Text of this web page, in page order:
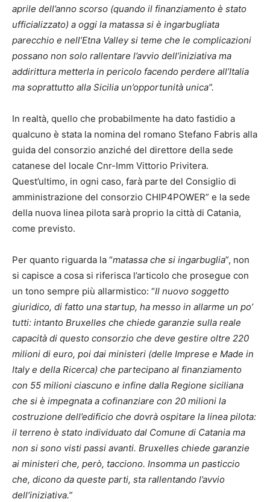
aprile dell’anno scorso (quando il finanziamento è stato
ufficializzato) a oggi la matassa si è ingarbugliata
parecchio e nell’Etna Valley si teme che le complicazioni
possano non solo rallentare l’avvio dell’iniziativa ma
addirittura metterla in pericolo facendo perdere all’Italia
ma soprattutto alla Sicilia un’opportunità unica”.
In realtà, quello che probabilmente ha dato fastidio a
qualcuno è stata la nomina del romano Stefano Fabris alla
guida del consorzio anziché del direttore della sede
catanese del locale Cnr-Imm Vittorio Privitera.
Quest’ultimo, in ogni caso, farà parte del Consiglio di
amministrazione del consorzio CHIP4POWER” e la sede
della nuova linea pilota sarà proprio la città di Catania,
come previsto.
Per quanto riguarda la “matassa che si ingarbuglia”, non
si capisce a cosa si riferisca l’articolo che prosegue con
un tono sempre più allarmistico: “Il nuovo soggetto
giuridico, di fatto una startup, ha messo in allarme un po’
tutti: intanto Bruxelles che chiede garanzie sulla reale
capacità di questo consorzio che deve gestire oltre 220
milioni di euro, poi dai ministeri (delle Imprese e Made in
Italy e della Ricerca) che partecipano al finanziamento
con 55 milioni ciascuno e infine dalla Regione siciliana
che si è impegnata a cofinanziare con 20 milioni la
costruzione dell’edificio che dovrà ospitare la linea pilota:
il terreno è stato individuato dal Comune di Catania ma
non si sono visti passi avanti. Bruxelles chiede garanzie
ai ministeri che, però, tacciono. Insomma un pasticcio
che, dicono da queste parti, sta rallentando l’avvio
dell’iniziativa.”